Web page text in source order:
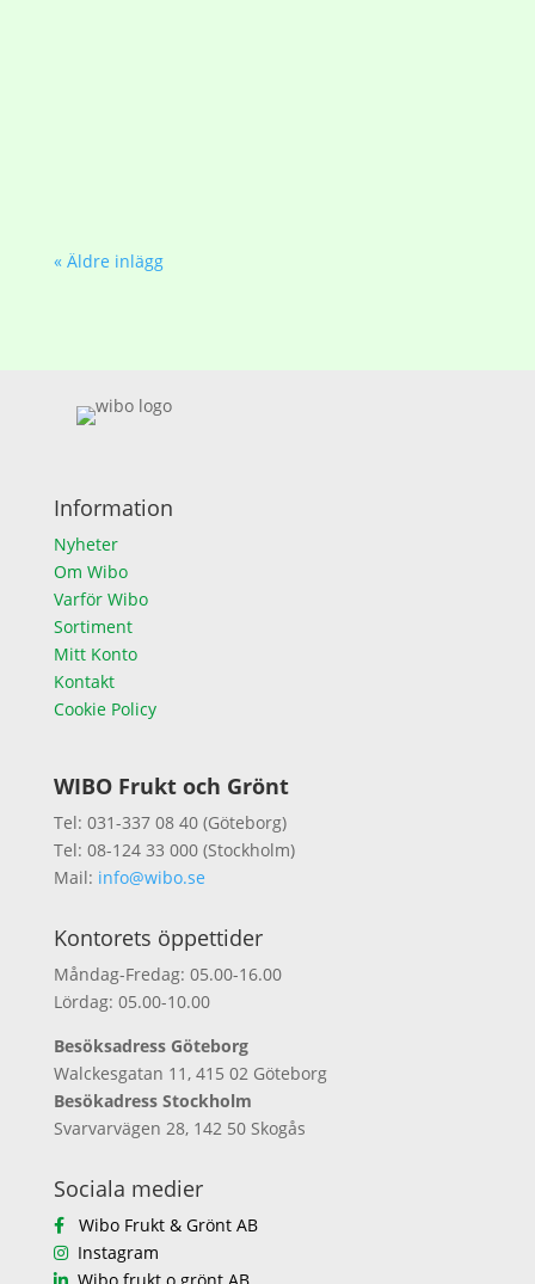
« Äldre inlägg
Information
Nyheter
Om Wibo
Varför Wibo
Sortiment
Mitt Konto
Kontakt
Cookie Policy
WIBO Frukt och Grönt
Tel: 031-337 08 40 (Göteborg)
Tel: 08-124 33 000 (Stockholm)
Mail: info@wibo.se
Kontorets öppettider
Måndag-Fredag: 05.00-16.00
Lördag: 05.00-10.00
Besöksadress Göteborg
Walckesgatan 11, 415 02 Göteborg
Besökadress Stockholm
Svarvarvägen 28, 142 50 Skogås
Sociala medier
Wibo Frukt & Grönt AB
Instagram